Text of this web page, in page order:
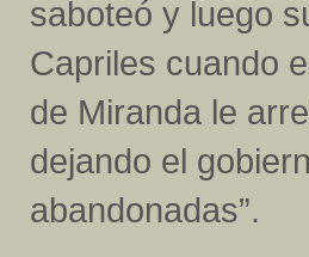
saboteó y luego
Capriles cuando
de Miranda le
dejando el
abandonadas”.